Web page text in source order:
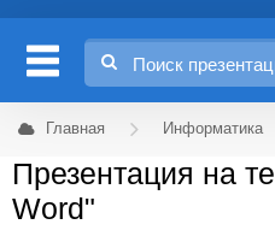
Главная Информатика
Презентация на
Word"